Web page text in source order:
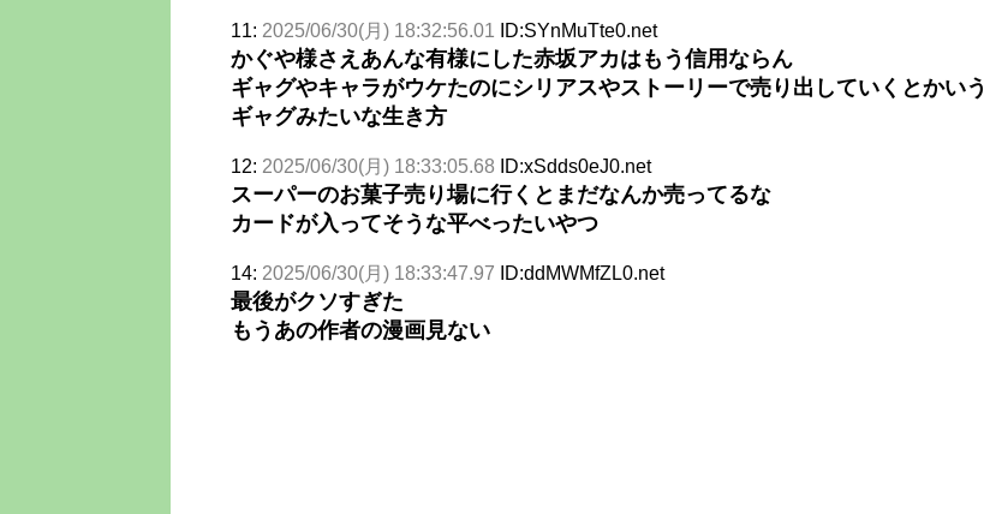
11: 2025/06/30(月) 18:32:56.01 ID:SYnMuTte0.net
かぐや様さえあんな有様にした赤坂アカはもう信用ならん
ギャグやキャラがウケたのにシリアスやストーリーで売り出していくとかいう
ギャグみたいな生き方
12: 2025/06/30(月) 18:33:05.68 ID:xSdds0eJ0.net
スーパーのお菓子売り場に行くとまだなんか売ってるな
カードが入ってそうな平べったいやつ
14: 2025/06/30(月) 18:33:47.97 ID:ddMWMfZL0.net
最後がクソすぎた
もうあの作者の漫画見ない